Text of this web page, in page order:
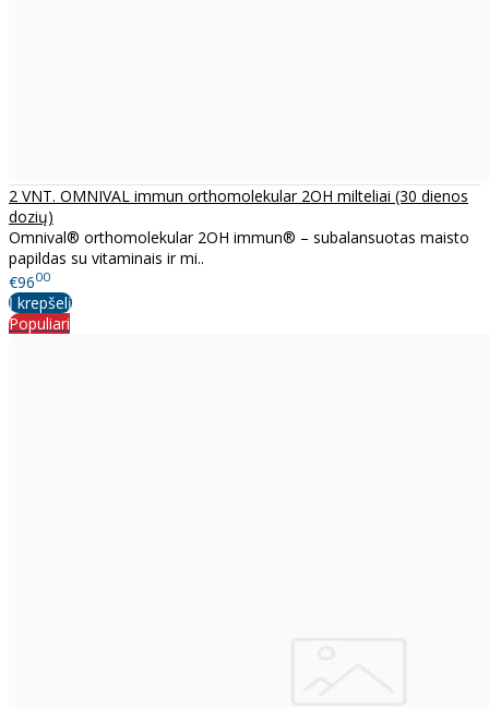
2 VNT. OMNIVAL immun orthomolekular 2OH milteliai (30 dienos
dozių)
Omnival® orthomolekular 2OH immun® – subalansuotas maisto
papildas su vitaminais ir mi..
€9600
Į krepšelį
Populiari